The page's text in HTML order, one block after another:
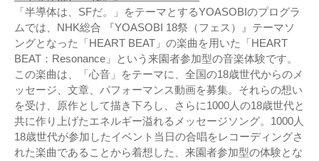
「半導体は、SFだ。」をテーマとするYOASOBIのプログラ
ムでは、NHK総合 『YOASOBI 18祭（フェス）』テーマソ
ングとなった「HEART BEAT」の楽曲を用いた「HEART
BEAT：Resonance」という来園者参加型の音楽体験です。
この楽曲は、「心音」をテーマに、全国の18歳世代からのメ
ッセージ、文章、パフォーマンス動画を募集。それらの想い
を受け、原作として描き下ろし、さらに1000人の18歳世代と
共に作り上げたエネルギー溢れるメッセージソング。1000人
18歳世代が参加したイベント当日の合唱をレコーディングさ
れた楽曲であることから着想した、来園者参加型の体験とな